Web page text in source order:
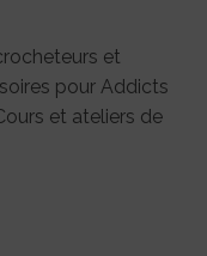
et
pour Addicts
et ateliers de